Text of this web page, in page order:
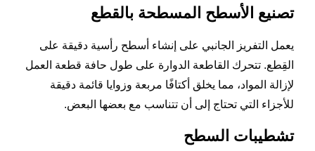
تصنيع الأسطح المسطحة بالقطع
يعمل التفريز الجانبي على إنشاء أسطح رأسية دقيقة على
القِطع. تتحرك القاطعة الدوارة على طول حافة قطعة العمل
لإزالة المواد، مما يخلق أكتافًا مربعة وزوايا قائمة دقيقة
للأجزاء التي تحتاج إلى أن تتناسب مع بعضها البعض.
تشطيبات السطح